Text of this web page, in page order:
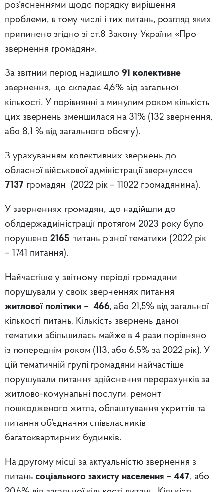
роз’ясненнями щодо порядку вирішення
проблеми, в тому числі і тих питань, розгляд яких
припинено згідно зі ст.8 Закону України «Про
звернення громадян».
За звітний період надійшло 91 колективне
звернення, що складає 4,6% від загальної
кількості. У порівнянні з минулим роком кількість
цих звернень зменшилася на 31% (132 звернення,
або 8,1 % від загального обсягу).
З урахуванням колективних звернень до
обласної військової адміністрації звернулося
7137 громадян (2022 рік – 11022 громадянина).
У зверненнях громадян, що надійшли до
облдержадміністрації протягом 2023 року було
порушено 2165 питань різної тематики (2022 рік
– 1741 питання).
Найчастіше у звітному періоді громадяни
порушували у своїх зверненнях питання
житлової політики – 466, або 21,5% від загальної
кількості питань. Кількість звернень даної
тематики збільшилась майже в 4 рази порівняно
із попереднім роком (113, або 6,5% за 2022 рік). У
цій тематичній групі громадяни найчастіше
порушували питання здійснення перерахунків за
житлово-комунальні послуги, ремонт
пошкодженого житла, облаштування укриттів та
питання об’єднання співвласників
багатоквартирних будинків.
На другому місці за актуальністю звернення з
питань соціального захисту населення – 447, або